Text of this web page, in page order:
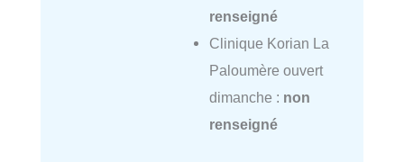
renseigné
Clinique Korian La
Paloumère ouvert
dimanche : non
renseigné